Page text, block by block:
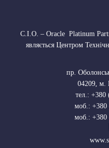
С.І.О. – Oracle Platinum
являється Центром
пр.
04209, м.
тел.: +380
моб.: +380
моб.: +380